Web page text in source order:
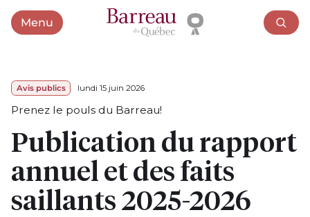
MenuOuvrir le menu
Avis publics lundi 15 juin 2026
Prenez le pouls du Barreau!
Publication du rapport
annuel et des faits
saillants 2025-2026